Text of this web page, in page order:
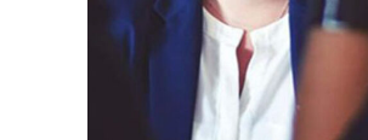
Grupo